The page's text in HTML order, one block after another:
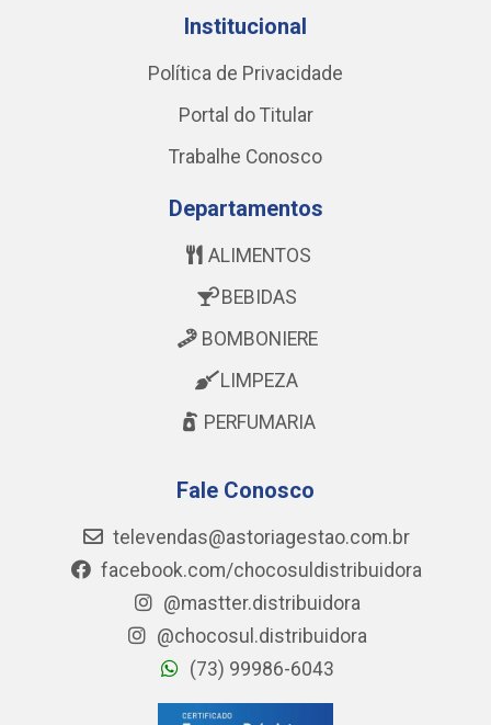
Institucional
Política de Privacidade
Portal do Titular
Trabalhe Conosco
Departamentos
ALIMENTOS
BEBIDAS
BOMBONIERE
LIMPEZA
PERFUMARIA
Fale Conosco
televendas@astoriagestao.com.br
facebook.com/chocosuldistribuidora
@mastter.distribuidora
@chocosul.distribuidora
(73) 99986-6043